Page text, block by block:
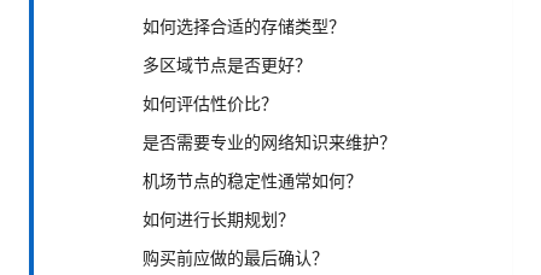
如何选择合适的存储类型？
多区域节点是否更好？
如何评估性价比？
是否需要专业的网络知识来维护？
机场节点的稳定性通常如何？
如何进行长期规划？
购买前应做的最后确认？